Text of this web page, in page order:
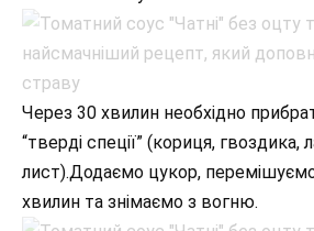
Через 30 хвилин необхідно
“тверді спеції” (кориця, гвоздика,
лист).Додаємо цукор,
хвилин та знімаємо з вогню.